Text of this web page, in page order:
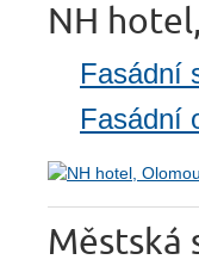
NH
Fasádní
Fasádní
Městská